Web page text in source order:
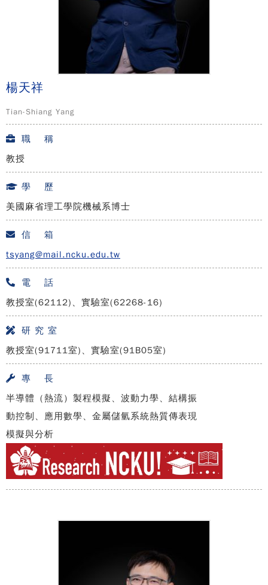
楊天祥
Tian-Shiang Yang
職 稱
教授
學 歷
美國麻省理工學院機械系博士
信 箱
tsyang@mail.ncku.edu.tw
電 話
教授室(62112)、實驗室(62268-16)
研 究 室
教授室(91711室)、實驗室(91B05室)
專 長
半導體（熱流）製程模擬、波動力學、結構振
動控制、應用數學、金屬儲氫系統熱質傳表現
模擬與分析